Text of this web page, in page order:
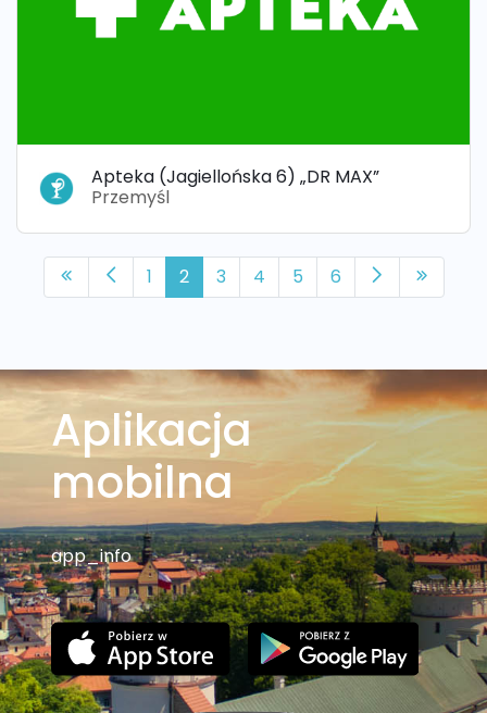
Apteka (Jagiellońska 6) „DR MAX”
Przemyśl
1 2 3 4 5 6
Aplikacja
mobilna
app_info